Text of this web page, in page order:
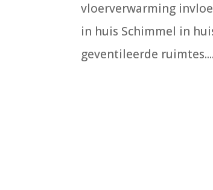
vloerverwarming
in huis Schimmel in
geventileerde ruimtes....